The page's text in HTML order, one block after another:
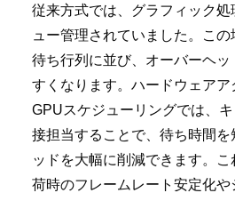
従来方式では、グラフィック
ュー管理されていました。こ
待ち行列に並び、オーバーヘ
すくなります。ハードウェアア
GPUスケジューリングでは、
接担当することで、待ち時間
ッドを大幅に削減できます。
荷時のフレームレート安定化や